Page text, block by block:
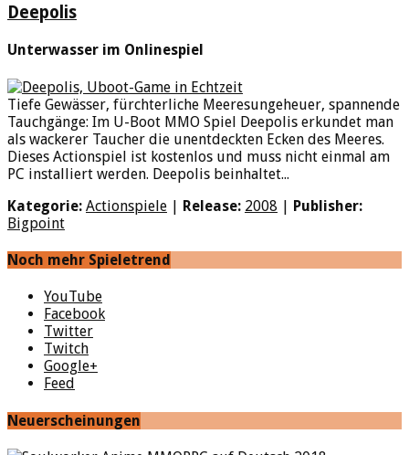
Deepolis
Unterwasser im Onlinespiel
Tiefe Gewässer, fürchterliche Meeresungeheuer, spannende
Tauchgänge: Im U-Boot MMO Spiel Deepolis erkundet man
als wackerer Taucher die unentdeckten Ecken des Meeres.
Dieses Actionspiel ist kostenlos und muss nicht einmal am
PC installiert werden. Deepolis beinhaltet...
Kategorie: Actionspiele | Release: 2008 | Publisher:
Bigpoint
Noch mehr Spieletrend
YouTube
Facebook
Twitter
Twitch
Google+
Feed
Neuerscheinungen